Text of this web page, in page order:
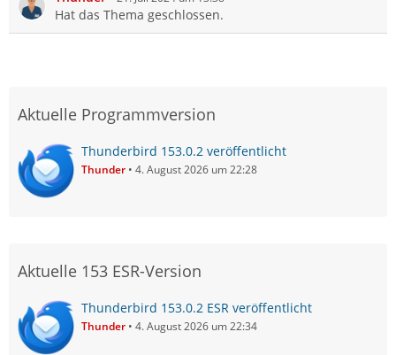
Hat das Thema geschlossen.
Aktuelle Programmversion
Thunderbird 153.0.2 veröffentlicht
Thunder 4. August 2026 um 22:28
Aktuelle 153 ESR-Version
Thunderbird 153.0.2 ESR veröffentlicht
Thunder 4. August 2026 um 22:34